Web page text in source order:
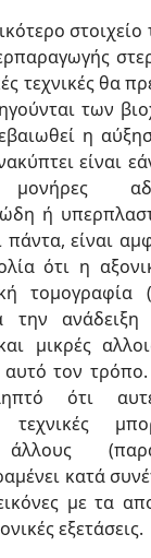
στοιχείο
τεχνικές θα
των
η
είναι
ή
είναι
ότι η
τομογραφία
την ανάδειξη
μικρές
αυτό τον
ότι
τεχνικές
άλλους
κατά
με τα
εξετάσεις.